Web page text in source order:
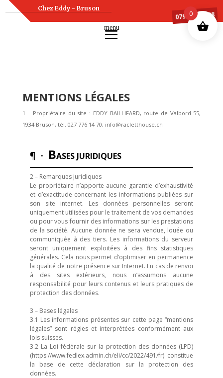
Chez Eddy - Bruson
079 607 75 88
MENTIONS LÉGALES
1 – Propriétaire du site : EDDY BAILLIFARD, route de Valbord 55,
1934 Bruson, tél. 027 776 14 70, info@racletthouse.ch
¶ · BASES JURIDIQUES
2 – Remarques juridiques
Le propriétaire n’apporte aucune garantie d’exhaustivité
et d’exactitude concernant les informations publiées sur
son site internet. Les données personnelles seront
uniquement utilisées pour le traitement de vos demandes
ou pour vous fournir des informations sur les prestations
de la société. Aucune donnée ne sera vendue, louée ou
communiquée à des tiers. Les informations du serveur
seront uniquement exploitées à des fins statistiques
générales. Cela nous permet d’optimiser en permanence
la qualité de notre présence sur Internet. En cas de renvoi
à des sites extérieurs, nous n’assumons aucune
responsabilité pour leurs contenus et leurs pratiques de
protection des données.
3 – Bases légales
3.1 Les informations présentes sur cette page “mentions
légales” sont régies et interprétées conformément aux
lois suisses.
3.2 La Loi fédérale sur la protection des données (LPD)
(https://www.fedlex.admin.ch/eli/cc/2022/491/fr) constitue
la base de cette déclaration sur la protection des
données.
0